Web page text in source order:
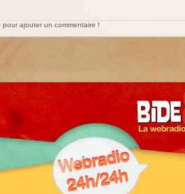
pour ajouter un commentaire !